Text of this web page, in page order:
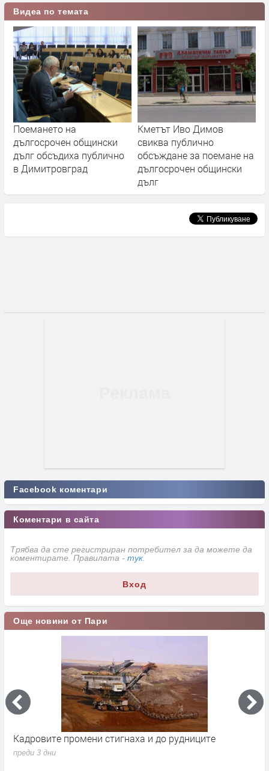
Видеа по темата
Поемането на
дългосрочен общински
дълг обсъдиха публично
в Димитровград
Кметът Иво Димов
свиква публично
обсъждане за поемане на
дългосрочен общински
дълг
Facebook коментари
Коментари в сайта
Трябва да сте регистриран потребител за да можете да
коментирате. Правилата - тук
Вход
Още новини от Пари
Кадровите промени стигнаха и до рудниците
преди 3 дни